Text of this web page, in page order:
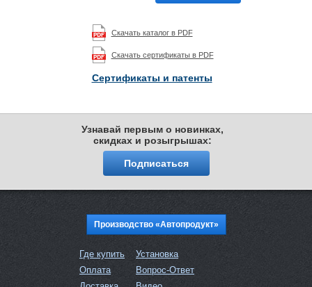
Скачать каталог в PDF
Скачать сертификаты в PDF
Сертификаты и патенты
Узнавай первым о новинках,
скидках и розыгрышах:
Подписаться
Производство «Автопродукт»
Где купить
Оплата
Установка
Вопрос-Ответ